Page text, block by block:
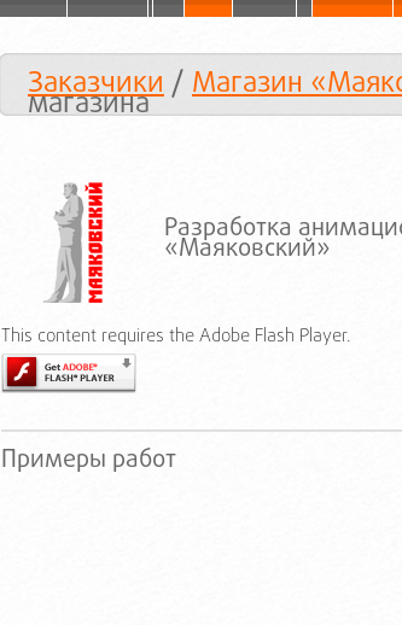
Заказчики/ Магазин
магазина
Разработка
«Маяковский»
This content requires the Adobe Flash Player.
Примеры работ